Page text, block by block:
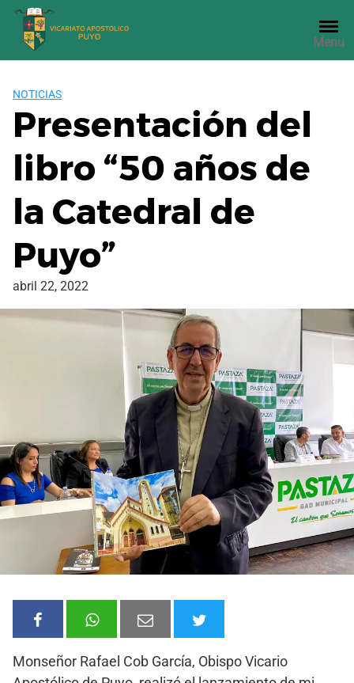
Saltar
contenido
Menu
NOTICIAS
Presentación del
libro “50 años de
la Catedral de
Puyo”
abril 22, 2022
Monseñor Rafael Cob García, Obispo Vicario